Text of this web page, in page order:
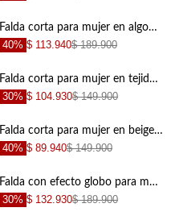
+
+
+
+
Falda corta para mujer en algodón índigo cruzada con cinturón
40% $ 113.940$ 189.900
Falda corta para mujer en tejido ligero color crema silueta globo con cintura fruncida
30% $ 104.930$ 149.900
Falda corta para mujer en beige fit relajado con cruce frontal asimétrico
40% $ 89.940$ 149.900
Falda con efecto globo para mujer
30% $ 132.930$ 189.900